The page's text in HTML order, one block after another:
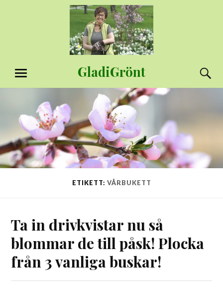
GladiGrönt
MENY
ETIKETT: VÅRBUKETT
Ta in drivkvistar nu så
blommar de till påsk! Plocka
från 3 vanliga buskar!